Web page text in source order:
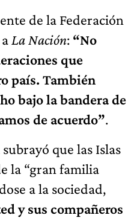
de la Federación
La Nación: “No
que
país. También
bajo la bandera de
de acuerdo”.
que las Islas
la “gran familia
a la sociedad,
y sus compañeros